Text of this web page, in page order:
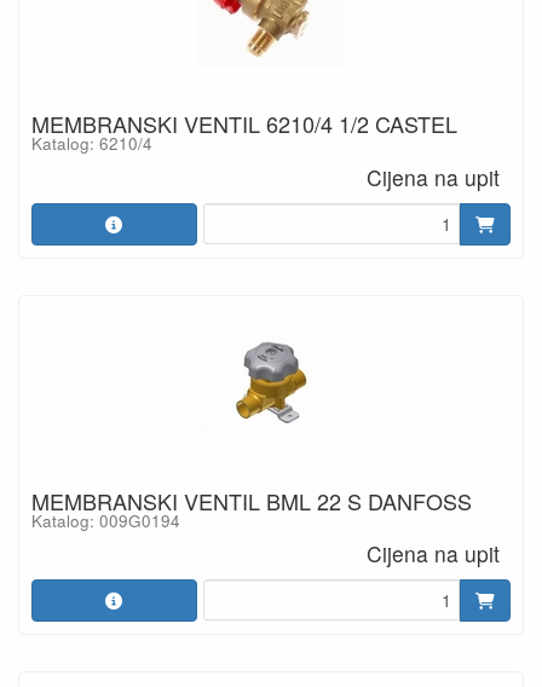
MEMBRANSKI VENTIL 6210/4 1/2 CASTEL
Katalog: 6210/4
Cijena na upit
MEMBRANSKI VENTIL BML 22 S DANFOSS
Katalog: 009G0194
Cijena na upit